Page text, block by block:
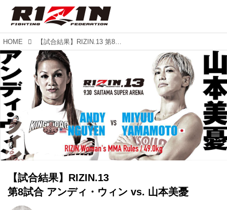
HOME 【試合結果】RIZIN.13 第8試合 アンディ・ウィン vs. 山本美憂
【試合結果】RIZIN.13
第8試合 アンディ・ウィン vs. 山本美憂